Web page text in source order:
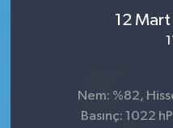
12
Nem: %82,
Basınç: 1022